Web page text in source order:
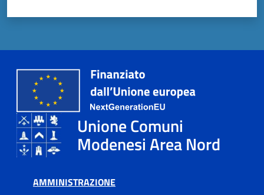
Unione Comuni
Modenesi Area Nord
AMMINISTRAZIONE